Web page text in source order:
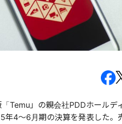
Temu」の親会社PDDホールデ
年4～6月期の決算を発表した。